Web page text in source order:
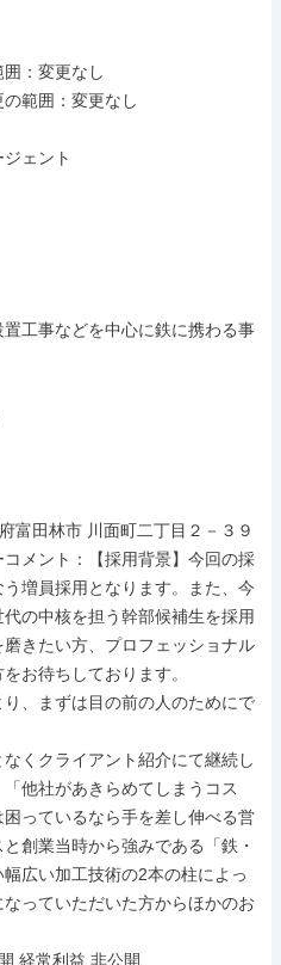
囲：変更なし
の範囲：変更なし
ェント
工事などを中心に鉄に携わる事
富田林市 川面町二丁目２－３９
メント：【採用背景】今回の採
増員採用となります。また、今
の中核を担う幹部候補生を採用
きたい方、プロフェッショナル
お待ちしております。
り、まずは目の前の人のためにで
くクライアント紹介にて継続し
他社があきらめてしまうコス
っているなら手を差し伸べる営
創業当時から強みである「鉄・
広い加工技術の2本の柱によっ
っていただいた方からほかのお
経常利益 非公開